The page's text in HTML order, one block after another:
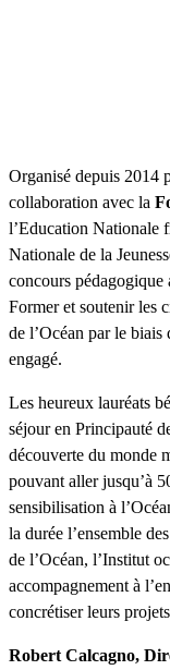
Organisé depuis 2014
collaboration avec la
l’Education Nationale
Nationale de la
concours
Former et soutenir les
de l’Océan par le
engagé.
Les heureux lauréats
séjour en Principauté
découverte du monde
pouvant aller jusqu’à
sensibilisation à
la durée l’ensemble
de l’Océan, l’Institut
accompagnement à
concrétiser leurs
Robert Calcagno,